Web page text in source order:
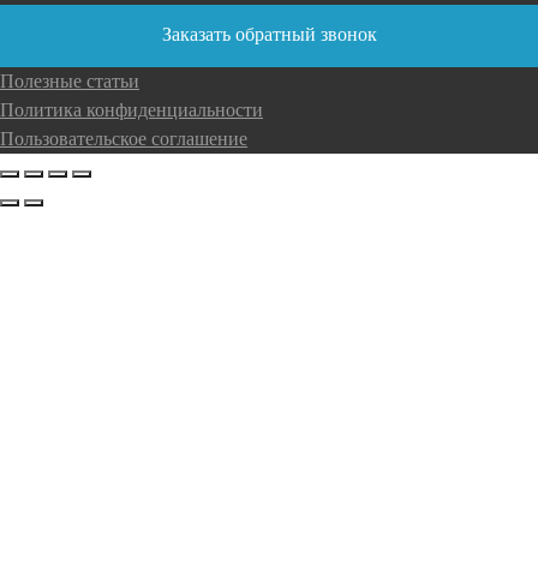
Заказать обратный звонок
Полезные статьи
Политика конфиденциальности
Пользовательское соглашение